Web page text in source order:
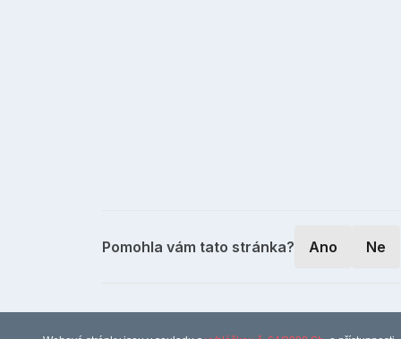
Pomohla vám tato stránka? Ano Ne